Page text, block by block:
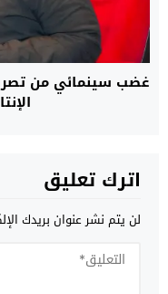
غضب سينمائي من
اترك تعليق
لن يتم نشر عنوان بريدك